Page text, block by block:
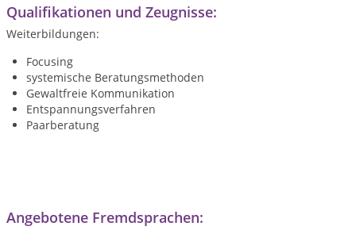
Qualifikationen und Zeugnisse:
Weiterbildungen:
Focusing
systemische Beratungsmethoden
Gewaltfreie Kommunikation
Entspannungsverfahren
Paarberatung
Angebotene Fremdsprachen: